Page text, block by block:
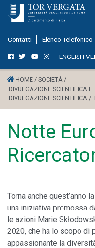
Contatti Elenco Telefonico
ENGLISH
HOME / SOCIETÀ /
DIVULGAZIONE SCIENTIFICA
DIVULGAZIONE SCIENTIFICA /
Notte
Torna anche quest’anno
una iniziativa promossa
le azioni Marie
2020, che ha lo scopo di
appassionante la